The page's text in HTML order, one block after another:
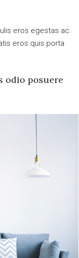
eros egestas ac.
eros quis porta
odio posuere